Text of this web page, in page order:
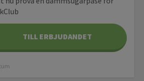
TILL ERBJUDANDET